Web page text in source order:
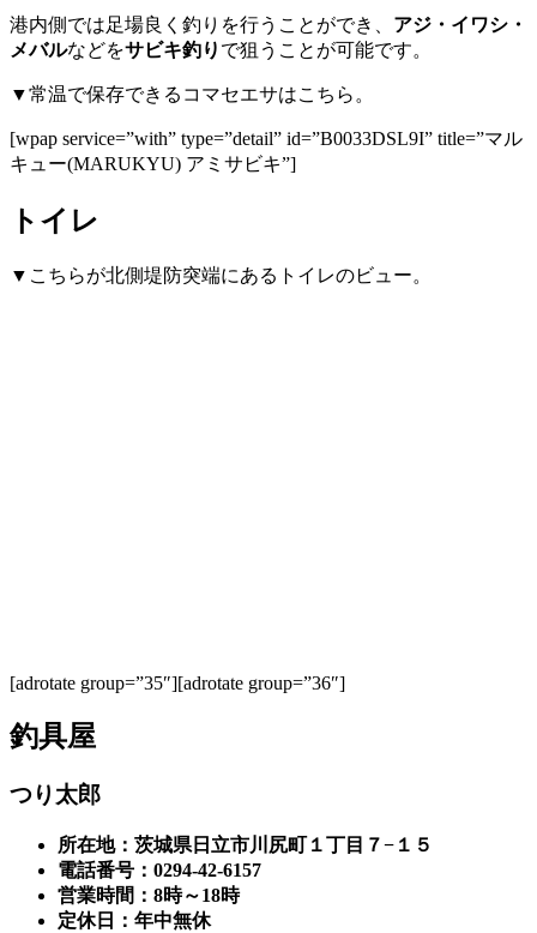
港内側では足場良く釣りを行うことができ、 アジ・イワシ・
メバルなどをサビキ釣り で狙うことが可能です。
▼常温で保存できるコマセエサはこちら。
[wpap service=”with” type=”detail” id=”B0033DSL9I” title=”マル
キュー(MARUKYU) アミサビキ”]
トイレ
▼こちらが北側堤防突端にあるトイレのビュー。
[adrotate group=”35″][adrotate group=”36″]
釣具屋
つり太郎
所在地：茨城県日立市川尻町１丁目７−１５
電話番号：0294-42-6157
営業時間：8時～18時
定休日：年中無休